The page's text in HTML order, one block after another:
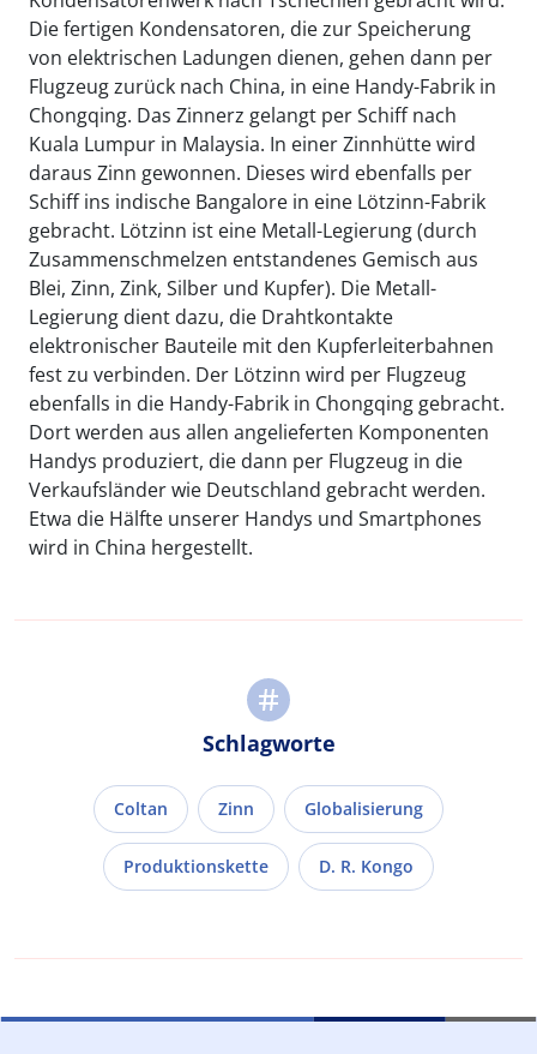
Die fertigen Kondensatoren, die zur Speicherung
von elektrischen Ladungen dienen, gehen dann per
Flugzeug zurück nach China, in eine Handy-Fabrik in
Chongqing. Das Zinnerz gelangt per Schiff nach
Kuala Lumpur in Malaysia. In einer Zinnhütte wird
daraus Zinn gewonnen. Dieses wird ebenfalls per
Schiff ins indische Bangalore in eine Lötzinn-Fabrik
gebracht. Lötzinn ist eine Metall-Legierung (durch
Zusammenschmelzen entstandenes Gemisch aus
Blei, Zinn, Zink, Silber und Kupfer). Die Metall-
Legierung dient dazu, die Drahtkontakte
elektronischer Bauteile mit den Kupferleiterbahnen
fest zu verbinden. Der Lötzinn wird per Flugzeug
ebenfalls in die Handy-Fabrik in Chongqing gebracht.
Dort werden aus allen angelieferten Komponenten
Handys produziert, die dann per Flugzeug in die
Verkaufsländer wie Deutschland gebracht werden.
Etwa die Hälfte unserer Handys und Smartphones
wird in China hergestellt.
Schlagworte
Coltan Zinn Globalisierung
Produktionskette D. R. Kongo